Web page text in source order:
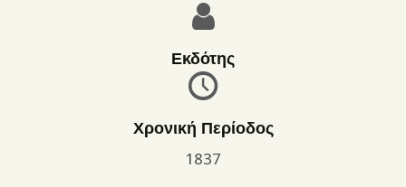
Εκδότης
Χρονική Περίοδος
1837